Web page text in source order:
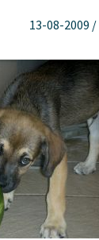
13-08-2009 /